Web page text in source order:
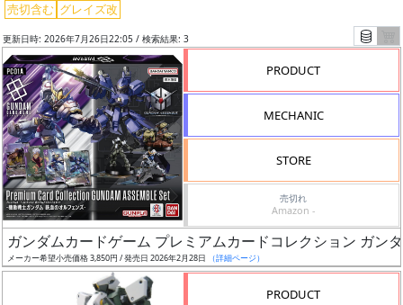
売切含む グレイズ改
グ
レ
ー
ド
ス
ケ
ー
ル
更新日時: 2026年7月26日22:05 / 検索結果: 3
PRODUCT
MECHANIC
STORE
売切れ
Amazon -
ガンダムカードゲーム プレミアムカードコレクション ガン
メーカー希望小売価格 3,850円 / 発売日 2026年2月28日 （詳細ページ）
PRODUCT